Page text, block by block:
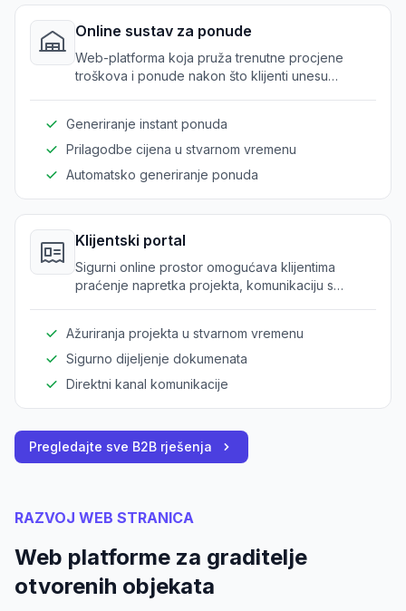
Online sustav za ponude
Web-platforma koja pruža trenutne procjene
troškova i ponude nakon što klijenti unesu
Generiranje instant ponuda
Prilagodbe cijena u stvarnom vremenu
Automatsko generiranje ponuda
Klijentski portal
Sigurni online prostor omogućava klijentima
praćenje napretka projekta, komunikaciju s
Ažuriranja projekta u stvarnom vremenu
Sigurno dijeljenje dokumenata
Direktni kanal komunikacije
Pregledajte sve B2B rješenja
RAZVOJ WEB STRANICA
Web platforme za graditelje
otvorenih objekata